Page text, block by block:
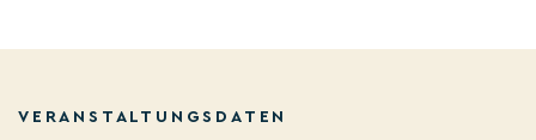
VERANSTALTUNGSDATEN